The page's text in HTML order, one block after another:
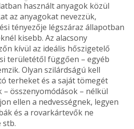
használt anyagok közül
az anyagokat nevezzük,
tényezője légszáraz állapot­ban
ki­sebb. Az alacsony
kívül az ideális hőszigetelő
területétől függően – egyéb
Olyan szi­lárdságú kell
ter­heket és a saját tömegét
összenyomódások – nélkül
ellen a nedves­ségnek, legyen
és a rovarkártevők ne
stb.